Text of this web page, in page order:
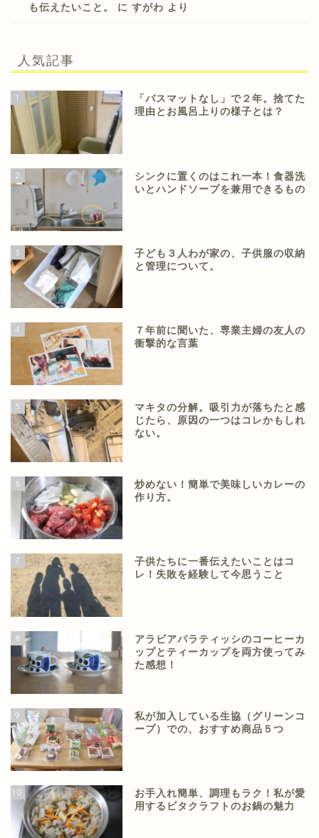
も伝えたいこと。
に すがわ より
人気記事
1
「バスマットなし」で２年。捨てた
理由とお風呂上りの様子とは？
2
シンクに置くのはこれ一本！食器洗
いとハンドソープを兼用できるもの
3
子ども３人わが家の、子供服の収納
と管理について。
4
７年前に聞いた、専業主婦の友人の
衝撃的な言葉
5
マキタの分解。吸引力が落ちたと感
じたら、原因の一つはコレかもしれ
ない。
6
炒めない！簡単で美味しいカレーの
作り方。
7
子供たちに一番伝えたいことはコ
レ！失敗を経験して今思うこと
8
アラビアパラティッシのコーヒーカ
ップとティーカップを両方使ってみ
た感想！
9
私が加入している生協（グリーンコ
ープ）での、おすすめ商品５つ
10
お手入れ簡単、調理もラク！私が愛
用するビタクラフトのお鍋の魅力